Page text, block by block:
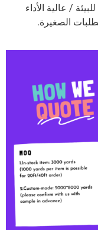
/ عالية الأداء
الصغيرة.